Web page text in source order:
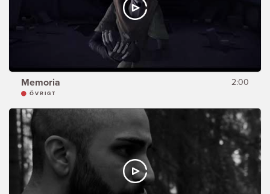
Memoria 2:00
ÖVRIGT